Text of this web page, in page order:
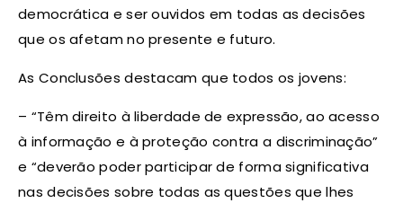
democrática e ser ouvidos em todas as decisões
que os afetam no presente e futuro.
As Conclusões destacam que todos os jovens:
– “Têm direito à liberdade de expressão, ao acesso
à informação e à proteção contra a discriminação”
e “deverão poder participar de forma significativa
nas decisões sobre todas as questões que lhes